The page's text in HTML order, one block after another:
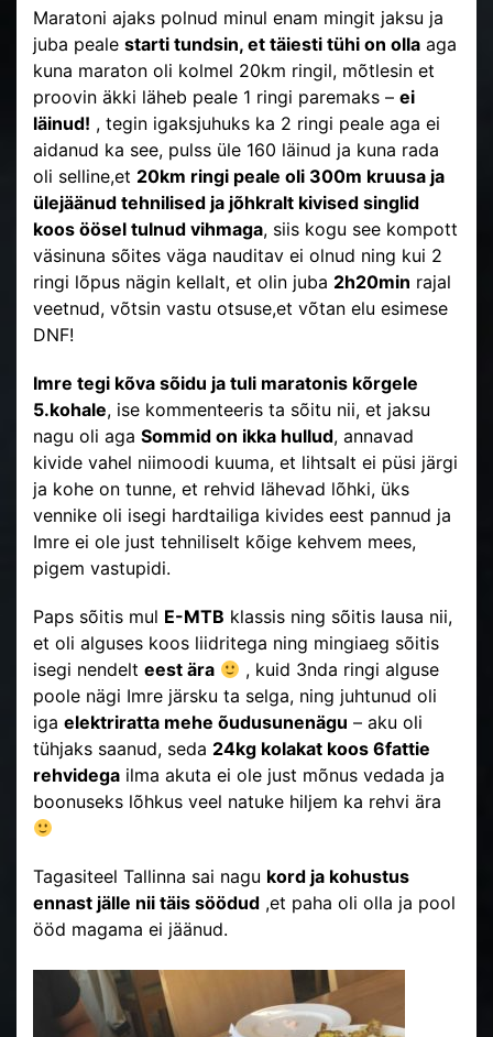
Maratoni ajaks polnud minul enam mingit jaksu ja
juba peale starti tundsin, et täiesti tühi on olla aga
kuna maraton oli kolmel 20km ringil, mõtlesin et
proovin äkki läheb peale 1 ringi paremaks – ei
läinud! , tegin igaksjuhuks ka 2 ringi peale aga ei
aidanud ka see, pulss üle 160 läinud ja kuna rada
oli selline,et 20km ringi peale oli 300m kruusa ja
ülejäänud tehnilised ja jõhkralt kivised singlid
koos öösel tulnud vihmaga, siis kogu see kompott
väsinuna sõites väga nauditav ei olnud ning kui 2
ringi lõpus nägin kellalt, et olin juba 2h20min rajal
veetnud, võtsin vastu otsuse,et võtan elu esimese
DNF!
Imre tegi kõva sõidu ja tuli maratonis kõrgele
5.kohale, ise kommenteeris ta sõitu nii, et jaksu
nagu oli aga Sommid on ikka hullud, annavad
kivide vahel niimoodi kuuma, et lihtsalt ei püsi järgi
ja kohe on tunne, et rehvid lähevad lõhki, üks
vennike oli isegi hardtailiga kivides eest pannud ja
Imre ei ole just tehniliselt kõige kehvem mees,
pigem vastupidi.
Paps sõitis mul E-MTB klassis ning sõitis lausa nii,
et oli alguses koos liidritega ning mingiaeg sõitis
isegi nendelt eest ära
, kuid 3nda ringi alguse
poole nägi Imre järsku ta selga, ning juhtunud oli
iga elektriratta mehe õudusunenägu – aku oli
tühjaks saanud, seda 24kg kolakat koos 6fattie
rehvidega ilma akuta ei ole just mõnus vedada ja
boonuseks lõhkus veel natuke hiljem ka rehvi ära
Tagasiteel Tallinna sai nagu kord ja kohustus
ennast jälle nii täis söödud ,et paha oli olla ja pool
ööd magama ei jäänud.